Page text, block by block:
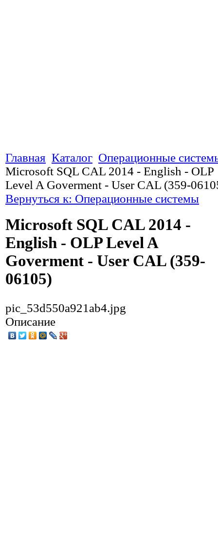
Главная Каталог Операционные
Microsoft SQL CAL 2014 - English - OLP
Level A Goverment - User CAL (359-
Вернуться к: Операционные системы
Microsoft SQL CAL 2014 -
English - OLP Level A
Goverment - User CAL (359-
06105)
pic_53d550a921ab4.jpg
Описание